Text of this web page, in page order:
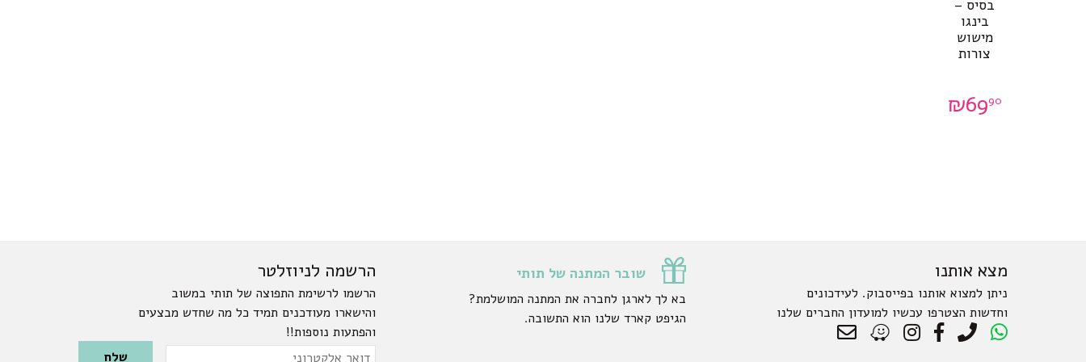
בסיס –
בינגו
מישוש
צורות
₪6990
מצא אותנו
ניתן למצוא אותנו בפייסבוק. לעידכונים
וחדשות הצטרפו עכשיו למועדון החברים שלנו
שובר המתנה של תותי
בא לך לארגן לחברה את המתנה המושלמת?
הגיפט קארד שלנו הוא התשובה.
הרשמה לניוזלטר
הרשמו לרשימת התפוצה של תותי במשוב
והישארו מעודכנים תמיד כל מה שחדש מבצעים
והפתעות נוספות!!